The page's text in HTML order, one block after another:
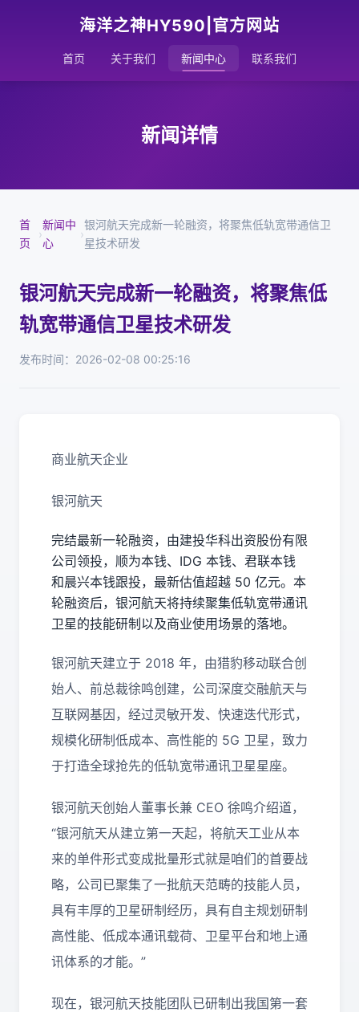
海洋之神HY590|官方网站
首页 关于我们 新闻中心 联系我们
新闻详情
首
页
›
新闻中
心
›
银河航天完成新一轮融资，将聚焦低轨宽带通信卫
星技术研发
银河航天完成新一轮融资，将聚焦低
轨宽带通信卫星技术研发
发布时间：2026-02-08 00:25:16
商业航天企业
银河航天
完结最新一轮融资，由建投华科出资股份有限
公司领投，顺为本钱、IDG 本钱、君联本钱
和晨兴本钱跟投，最新估值超越 50 亿元。本
轮融资后，银河航天将持续聚集低轨宽带通讯
卫星的技能研制以及商业使用场景的落地。
银河航天建立于 2018 年，由猎豹移动联合创
始人、前总裁徐鸣创建，公司深度交融航天与
互联网基因，经过灵敏开发、快速迭代形式，
规模化研制低成本、高性能的 5G 卫星，致力
于打造全球抢先的低轨宽带通讯卫星星座。
银河航天创始人董事长兼 CEO 徐鸣介绍道，
“银河航天从建立第一天起，将航天工业从本
来的单件形式变成批量形式就是咱们的首要战
略，公司已聚集了一批航天范畴的技能人员，
具有丰厚的卫星研制经历，具有自主规划研制
高性能、低成本通讯载荷、卫星平台和地上通
讯体系的才能。”
现在，银河航天技能团队已研制出我国第一套